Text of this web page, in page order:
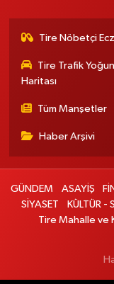
Tire Nöbetçi
Tire Trafik
Haritası
Tüm Manşetler
Haber Arşivi
GÜNDEM ASAYİŞ
SİYASET
KÜLTÜR -
Tire Mahalle ve